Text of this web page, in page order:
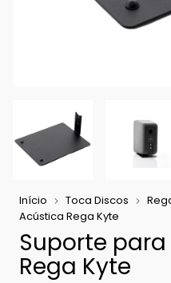
Início Toca Discos
Acústica Rega Kyte
Suporte
Rega Kyte